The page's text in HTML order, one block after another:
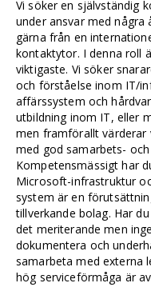
Vi söker en självständig
under ansvar med några
gärna från en
kontaktytor. I denna roll
viktigaste. Vi söker
och förståelse inom IT/
affärssystem och
utbildning inom IT, eller
men framförallt värderar
med god samarbets-
Kompetensmässigt har
Microsoft-infrastruktur
system är en
tillverkande bolag. Har
det meriterande men
dokumentera och
samarbeta med externa
hög serviceförmåga är